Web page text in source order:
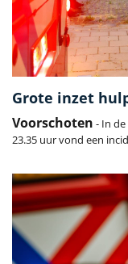
Grote inzet
Voorschoten - In
23.35 uur vond een